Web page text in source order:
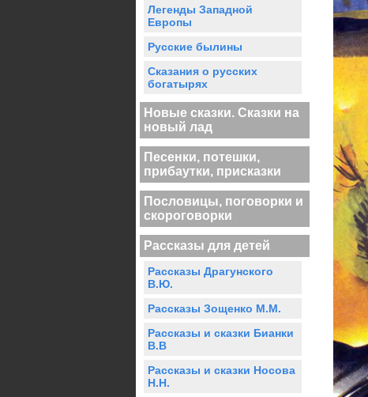
Легенды Западной
Европы
Русские былины
Сказания о русских
богатырях
Новые сказки. Сказки на
новый лад
Песенки, потешки,
прибаутки, присказки
Пословицы, поговорки и
скороговорки
Рассказы для детей
Рассказы Драгунского
В.Ю.
Рассказы Зощенко М.М.
Рассказы и сказки Бианки
В.В
Рассказы и сказки Носова
Н.Н.